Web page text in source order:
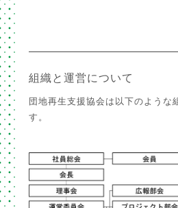
組織と運営について
団地再生支援協会は以下のような
す。